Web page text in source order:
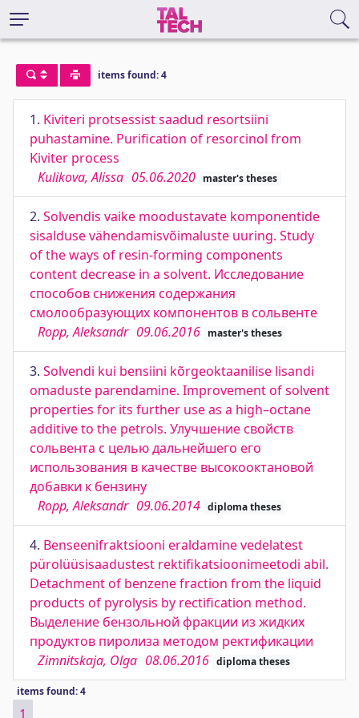
items found: 4
1. Kiviteri protsessist saadud resortsiini
puhastamine. Purification of resorcinol from
Kiviter process
Kulikova, Alissa 05.06.2020 master's theses
2. Solvendis vaike moodustavate komponentide
sisalduse vähendamisvõimaluste uuring. Study
of the ways of resin-forming components
content decrease in a solvent. Исследование
способов снижения содержания
смолообразующих компонентов в сольвенте
Ropp, Aleksandr 09.06.2016 master's theses
3. Solvendi kui bensiini kõrgeoktaanilise lisandi
omaduste parendamine. Improvement of solvent
properties for its further use as a high–octane
additive to the petrols. Улучшение свойств
сольвента с целью дальнейшего его
использования в качестве высокооктановой
добавки к бензину
Ropp, Aleksandr 09.06.2014 diploma theses
4. Benseenifraktsiooni eraldamine vedelatest
pürolüüsisaadustest rektifikatsioonimeetodi abil.
Detachment of benzene fraction from the liquid
products of pyrolysis by rectification method.
Выделение бензольной фракции из жидких
продуктов пиролиза методом ректификации
Zimnitskaja, Olga 08.06.2016 diploma theses
items found: 4
1